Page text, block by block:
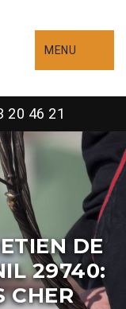
MENU
20 46 21
DE
29740:
CHER